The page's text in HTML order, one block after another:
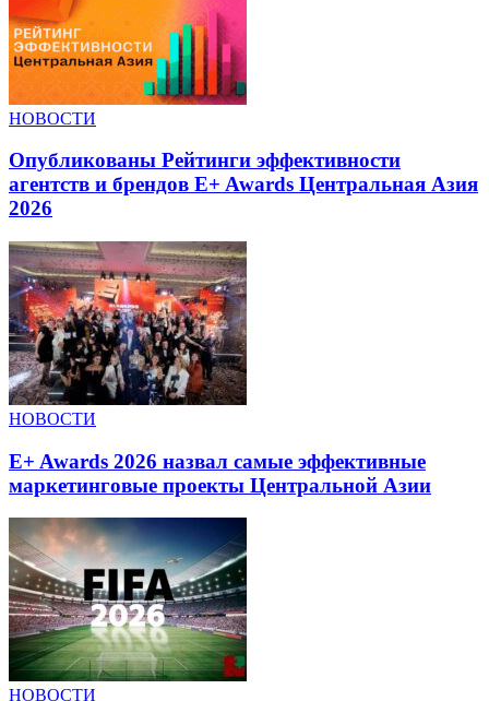
НОВОСТИ
Опубликованы Рейтинги эффективности
агентств и брендов E+ Awards Центральная Азия
2026
НОВОСТИ
E+ Awards 2026 назвал самые эффективные
маркетинговые проекты Центральной Азии
НОВОСТИ